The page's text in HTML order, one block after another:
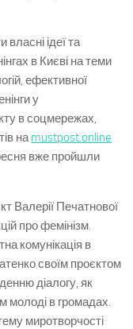
ідеї та
в Києві на теми
ефективної
у
в соцмережах,
наmustpost.online
вже пройшли
Валерії Печатнової
про фемінізм.
комунікація в
своїм проєктом
діалогу, як
молоді в громадах.
миротворчості